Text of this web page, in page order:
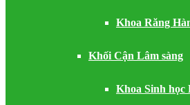
Khoa Răng
Khối Cận Lâm sàng
Khoa Sinh học